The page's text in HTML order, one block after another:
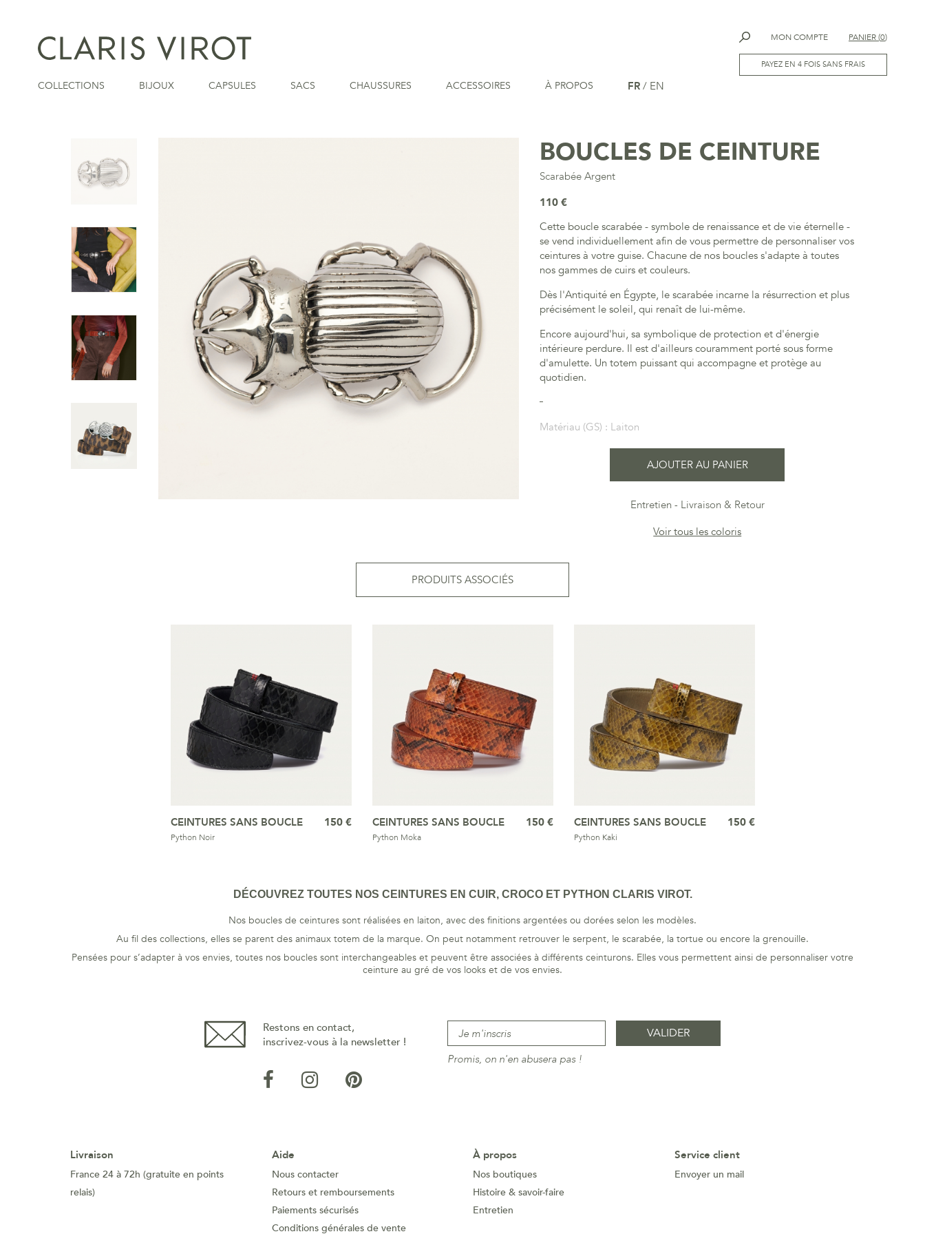
MON COMPTE PANIER(0)
PAYEZ EN 4 FOIS SANS FRAIS
COLLECTIONS BIJOUX CAPSULES SACS CHAUSSURES ACCESSOIRES À PROPOS FR / EN
BOUCLES DE CEINTURE
Scarabée Argent
110 €
Cette boucle scarabée - symbole de renaissance et de vie éternelle -
se vend individuellement afin de vous permettre de personnaliser vos
ceintures à votre guise. Chacune de nos boucles s'adapte à toutes
nos gammes de cuirs et couleurs.
Dès l'Antiquité en Égypte, le scarabée incarne la résurrection et plus
précisément le soleil, qui renaît de lui-même.
Encore aujourd'hui, sa symbolique de protection et d'énergie
intérieure perdure. Il est d'ailleurs couramment porté sous forme
d'amulette. Un totem puissant qui accompagne et protège au
quotidien.
Matériau (GS) : Laiton
AJOUTER AU PANIER
Entretien
Livraison & Retour
Voir tous les coloris
PRODUITS ASSOCIÉS
CEINTURES SANS BOUCLE
Python Noir
150 € CEINTURES SANS BOUCLE
Python Moka
150 € CEINTURES SANS BOUCLE
Python Kaki
150 €
DÉCOUVREZ TOUTES NOS CEINTURES EN CUIR, CROCO ET PYTHON CLARIS VIROT.
Nos boucles de ceintures sont réalisées en laiton, avec des finitions argentées ou dorées selon les modèles.
Au fil des collections, elles se parent des animaux totem de la marque. On peut notamment retrouver le serpent, le scarabée, la tortue ou encore la grenouille.
Pensées pour s’adapter à vos envies, toutes nos boucles sont interchangeables et peuvent être associées à différents ceinturons. Elles vous permettent ainsi de personnaliser votre
ceinture au gré de vos looks et de vos envies.
Restons en contact,
inscrivez-vous à la newsletter !
Promis, on n'en abusera pas !
Livraison
France 24 à 72h (gratuite en points
relais)
Aide
Nous contacter
Retours et remboursements
Paiements sécurisés
Conditions générales de vente
À propos
Nos boutiques
Histoire & savoir-faire
Entretien
Service client
Envoyer un mail